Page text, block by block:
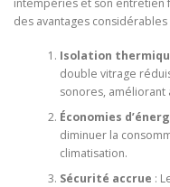
des avantages considérables
Isolation
double vitrage
sonores,
Économies
diminuer la
climatisation.
Sécurité accrue :